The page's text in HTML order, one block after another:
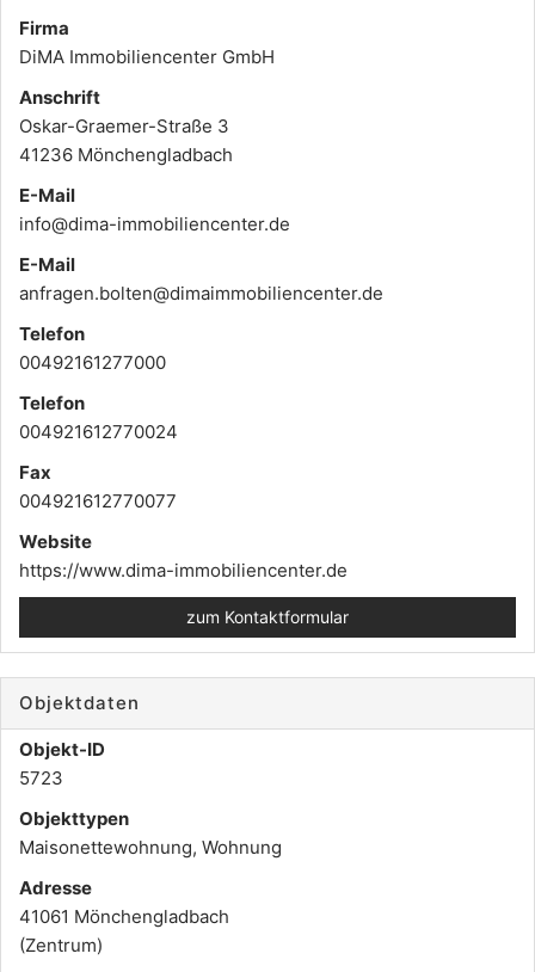
Firma
DiMA Immobiliencenter GmbH
Anschrift
Oskar-Graemer-Straße 3
41236 Mönchengladbach
E-Mail
info@dima-immobiliencenter.de
E-Mail
anfragen.bolten@dimaimmobiliencenter.de
Telefon
00492161277000
Telefon
004921612770024
Fax
004921612770077
Website
https://www.dima-immobiliencenter.de
zum Kontaktformular
Objektdaten
Objekt-ID
5723
Objekttypen
Maisonettewohnung, Wohnung
Adresse
41061 Mönchengladbach
(Zentrum)